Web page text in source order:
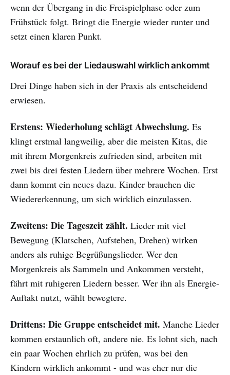
wenn der Übergang in die Freispielphase oder zum
Frühstück folgt. Bringt die Energie wieder runter und
setzt einen klaren Punkt.
Worauf es bei der Liedauswahl wirklich ankommt
Drei Dinge haben sich in der Praxis als entscheidend
erwiesen.
Erstens: Wiederholung schlägt Abwechslung. Es
klingt erstmal langweilig, aber die meisten Kitas, die
mit ihrem Morgenkreis zufrieden sind, arbeiten mit
zwei bis drei festen Liedern über mehrere Wochen. Erst
dann kommt ein neues dazu. Kinder brauchen die
Wiedererkennung, um sich wirklich einzulassen.
Zweitens: Die Tageszeit zählt. Lieder mit viel
Bewegung (Klatschen, Aufstehen, Drehen) wirken
anders als ruhige Begrüßungslieder. Wer den
Morgenkreis als Sammeln und Ankommen versteht,
fährt mit ruhigeren Liedern besser. Wer ihn als Energie-
Auftakt nutzt, wählt bewegtere.
Drittens: Die Gruppe entscheidet mit. Manche Lieder
kommen erstaunlich oft, andere nie. Es lohnt sich, nach
ein paar Wochen ehrlich zu prüfen, was bei den
Kindern wirklich ankommt - und was eher nur die